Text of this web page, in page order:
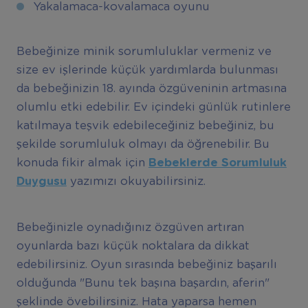
Yakalamaca-kovalamaca oyunu
Bebeğinize minik sorumluluklar vermeniz ve
size ev işlerinde küçük yardımlarda bulunması
da bebeğinizin 18. ayında özgüveninin artmasına
olumlu etki edebilir. Ev içindeki günlük rutinlere
katılmaya teşvik edebileceğiniz bebeğiniz, bu
şekilde sorumluluk olmayı da öğrenebilir. Bu
konuda fikir almak için Bebeklerde Sorumluluk
Duygusu yazımızı okuyabilirsiniz.
Bebeğinizle oynadığınız özgüven artıran
oyunlarda bazı küçük noktalara da dikkat
edebilirsiniz. Oyun sırasında bebeğiniz başarılı
olduğunda "Bunu tek başına başardın, aferin"
şeklinde övebilirsiniz. Hata yaparsa hemen